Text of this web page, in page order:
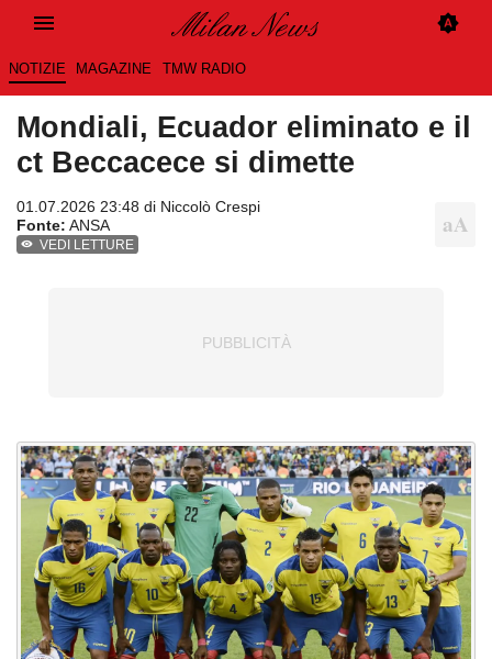
NOTIZIE MAGAZINE TMW RADIO
Mondiali, Ecuador eliminato e il
ct Beccacece si dimette
01.07.2026 23:48 di Niccolò Crespi
Fonte: ANSA
VEDI LETTURE